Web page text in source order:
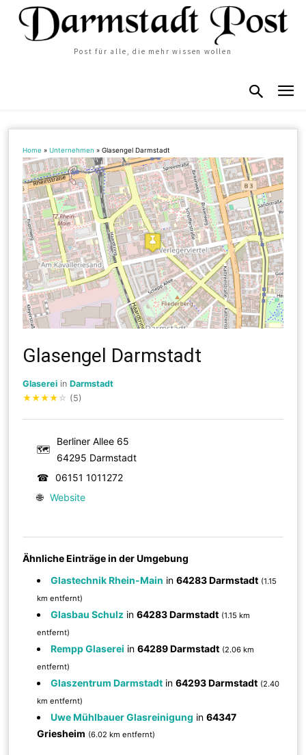
Post für alle, die mehr wissen wollen
Home »Unternehmen »Glasengel Darmstadt
Glasengel Darmstadt
Glaserei inDarmstadt
★★★★ ☆ (5)
🗺
Berliner Allee 65
64295 Darmstadt
☎
06151 1011272
🌐 Website
Ähnliche Einträge in der Umgebung
Glastechnik Rhein-Main in64283 Darmstadt (1.15
km entfernt)
Glasbau Schulz in64283 Darmstadt (1.15 km
entfernt)
Rempp Glaserei in64289 Darmstadt (2.06 km
entfernt)
Glaszentrum Darmstadt in64293 Darmstadt (2.40
km entfernt)
Uwe Mühlbauer Glasreinigung in64347
Griesheim (6.02 km entfernt)